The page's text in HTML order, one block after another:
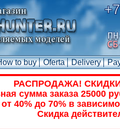
to buy Oferta Delivery
РАСПРОДАЖА!
сумма заказа 25000
40% до 70% в
Скидка